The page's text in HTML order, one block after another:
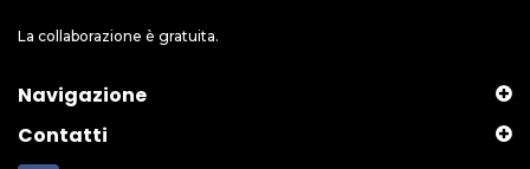
La collaborazione è gratuita.
Navigazione
Contatti